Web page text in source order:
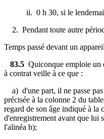
ii. 0 h 30, si le lendemain
2. Pendant toute autre
Temps passé devant un
83.5 Quiconque emploie un
à contrat veille à ce que :
a) d'une part, il ne passe
précisée à la colonne 2 du
regard de son âge indiqué à la
d'enregistrement avant que lui
l'alinéa b);